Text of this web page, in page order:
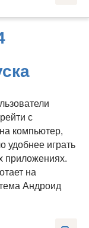
с
компьютер,
удобнее играть
приложениях.
на
Андроид